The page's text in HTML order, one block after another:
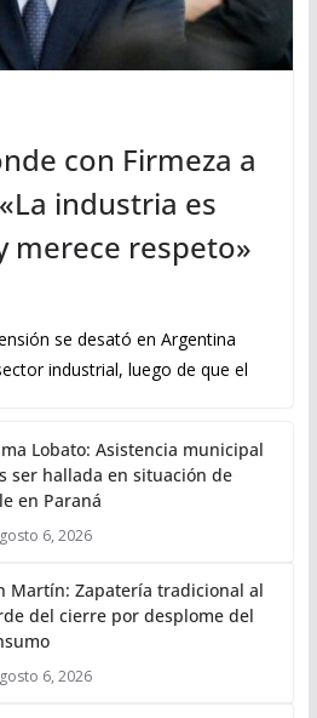
con Firmeza a
industria es
merece respeto»
se desató en Argentina
industrial, luego de que el
Lobato: Asistencia municipal
ser hallada en situación de
en Paraná
6, 2026
Martín: Zapatería tradicional al
del cierre por desplome del
6, 2026